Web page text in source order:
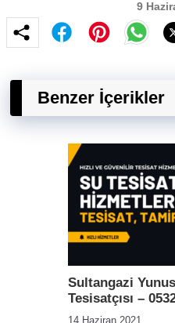
9
Benzer İçerikler
Sultangazi
Tesisatçısı –
14 Haziran 2021